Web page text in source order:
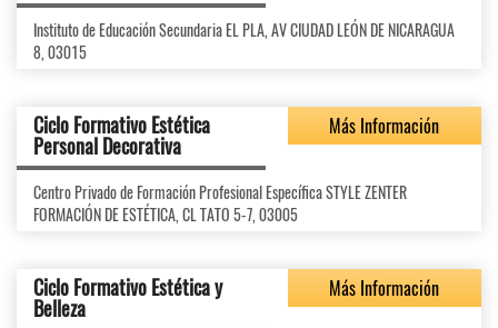
Instituto de Educación Secundaria EL PLA, AV CIUDAD LEÓN DE NICARAGUA
8, 03015
Ciclo Formativo Estética
Personal Decorativa
Más Información
Centro Privado de Formación Profesional Específica STYLE ZENTER
FORMACIÓN DE ESTÉTICA, CL TATO 5-7, 03005
Ciclo Formativo Estética y
Belleza
Más Información